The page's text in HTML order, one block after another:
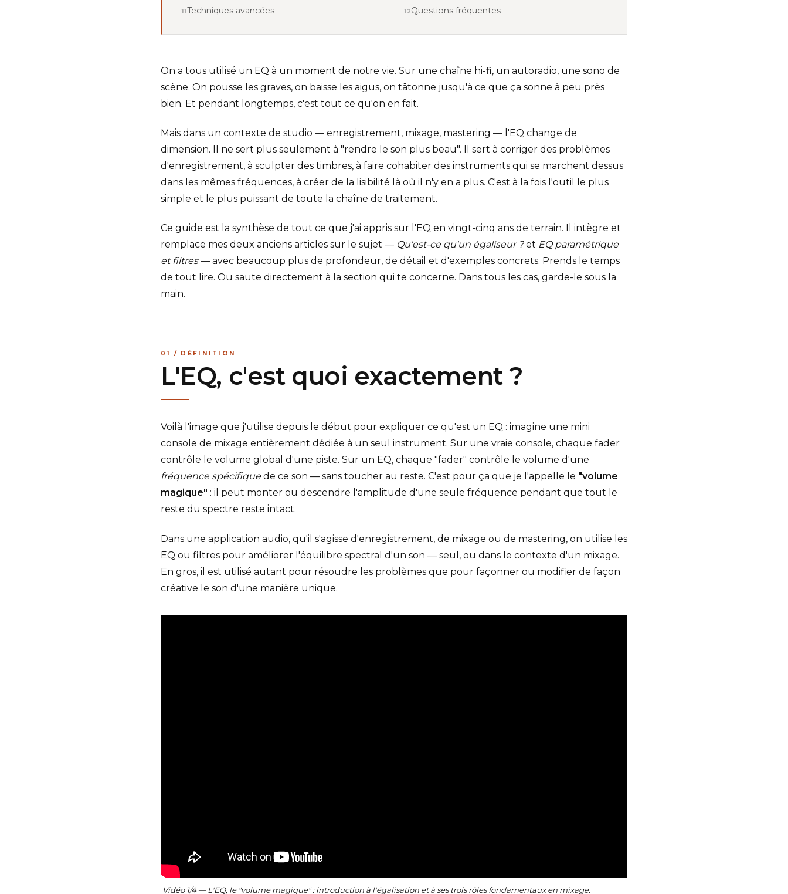
Techniques avancées
Questions fréquentes
On a tous utilisé un EQ à un moment de notre vie. Sur une chaîne hi-fi, un autoradio, une sono de
scène. On pousse les graves, on baisse les aigus, on tâtonne jusqu'à ce que ça sonne à peu près
bien. Et pendant longtemps, c'est tout ce qu'on en fait.
Mais dans un contexte de studio — enregistrement, mixage, mastering — l'EQ change de
dimension. Il ne sert plus seulement à "rendre le son plus beau". Il sert à corriger des problèmes
d'enregistrement, à sculpter des timbres, à faire cohabiter des instruments qui se marchent dessus
dans les mêmes fréquences, à créer de la lisibilité là où il n'y en a plus. C'est à la fois l'outil le plus
simple et le plus puissant de toute la chaîne de traitement.
Ce guide est la synthèse de tout ce que j'ai appris sur l'EQ en vingt-cinq ans de terrain. Il intègre et
remplace mes deux anciens articles sur le sujet — Qu'est-ce qu'un égaliseur ?et EQ paramétrique
et filtres— avec beaucoup plus de profondeur, de détail et d'exemples concrets. Prends le temps
de tout lire. Ou saute directement à la section qui te concerne. Dans tous les cas, garde-le sous la
main.
01 / DÉFINITION
L'EQ, c'est quoi exactement ?
Voilà l'image que j'utilise depuis le début pour expliquer ce qu'est un EQ : imagine une mini
console de mixage entièrement dédiée à un seul instrument. Sur une vraie console, chaque fader
contrôle le volume global d'une piste. Sur un EQ, chaque "fader" contrôle le volume d'une
fréquence spécifiquede ce son — sans toucher au reste. C'est pour ça que je l'appelle le "volume
magique" : il peut monter ou descendre l'amplitude d'une seule fréquence pendant que tout le
reste du spectre reste intact.
Dans une application audio, qu'il s'agisse d'enregistrement, de mixage ou de mastering, on utilise les
EQ ou filtres pour améliorer l'équilibre spectral d'un son — seul, ou dans le contexte d'un mixage.
En gros, il est utilisé autant pour résoudre les problèmes que pour façonner ou modifier de façon
créative le son d'une manière unique.
Vidéo 1/4 — L'EQ, le "volume magique" : introduction à l'égalisation et à ses trois rôles fondamentaux en mixage.